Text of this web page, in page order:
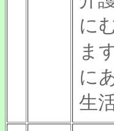
に
ま
に
生